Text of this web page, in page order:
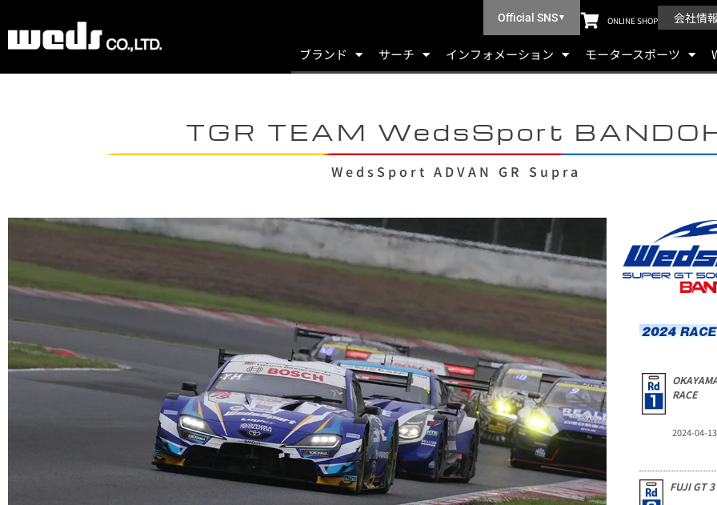
Official SNS▼ ONLINE SHOP 会社情
ブランド サーチ インフォメーション モータースポーツ
TGR TEAM WedsSport
WedsSport ADVAN GR Supra
RACE
2024-04-
FUJI GT